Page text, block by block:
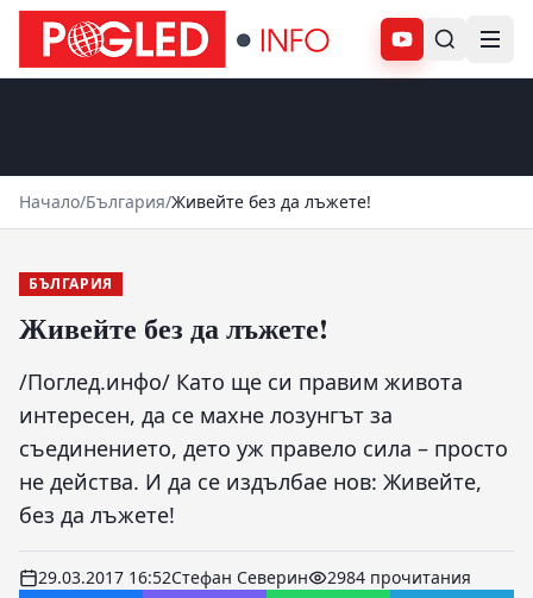
Абонирай се
Начало/България/Живейте без да лъжете!
БЪЛГАРИЯ
Живейте без да лъжете!
/Поглед.инфо/ Като ще си правим живота
интересен, да се махне лозунгът за
съединението, дето уж правело сила – просто
не действа. И да се издълбае нов: Живейте,
без да лъжете!
29.03.2017 16:52Стефан Северин 2984 прочитания